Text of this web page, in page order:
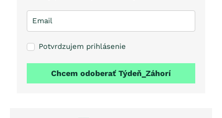
Potvrdzujem prihlásenie
Chcem odoberať Týdeň_Záhorí